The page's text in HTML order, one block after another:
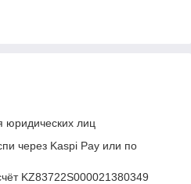
юридических лиц
через Kaspi Pay или по
KZ83722S000021380349